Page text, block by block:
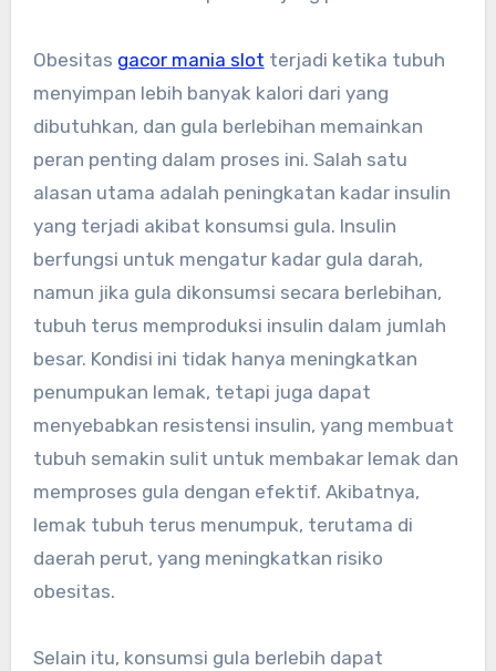
Obesitas gacor mania slot terjadi ketika tubuh
menyimpan lebih banyak kalori dari yang
dibutuhkan, dan gula berlebihan memainkan
peran penting dalam proses ini. Salah satu
alasan utama adalah peningkatan kadar insulin
yang terjadi akibat konsumsi gula. Insulin
berfungsi untuk mengatur kadar gula darah,
namun jika gula dikonsumsi secara berlebihan,
tubuh terus memproduksi insulin dalam jumlah
besar. Kondisi ini tidak hanya meningkatkan
penumpukan lemak, tetapi juga dapat
menyebabkan resistensi insulin, yang membuat
tubuh semakin sulit untuk membakar lemak dan
memproses gula dengan efektif. Akibatnya,
lemak tubuh terus menumpuk, terutama di
daerah perut, yang meningkatkan risiko
obesitas.
Selain itu, konsumsi gula berlebih dapat